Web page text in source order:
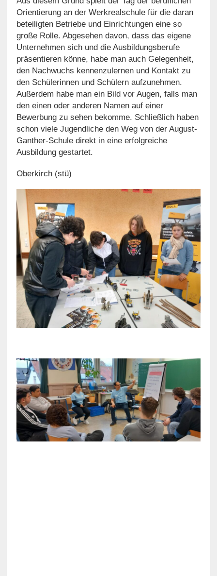
Orientierung an der Werkrealschule für die daran
beteiligten Betriebe und Einrichtungen eine so
große Rolle. Abgesehen davon, dass das eigene
Unternehmen sich und die Ausbildungsberufe
präsentieren könne, habe man auch Gelegenheit,
den Nachwuchs kennenzulernen und Kontakt zu
den Schülerinnen und Schülern aufzunehmen.
Außerdem habe man ein Bild vor Augen, falls man
den einen oder anderen Namen auf einer
Bewerbung zu sehen bekomme. Schließlich haben
schon viele Jugendliche den Weg von der August-
Ganther-Schule direkt in eine erfolgreiche
Ausbildung gestartet.
Oberkirch (stü)